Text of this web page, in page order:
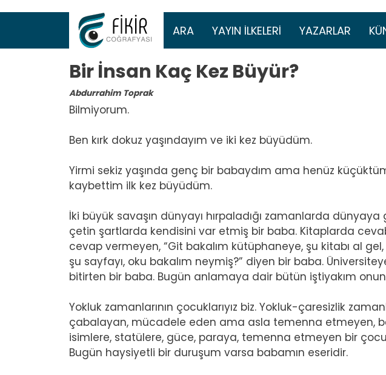
Ana gezinti menüsü
ARA YAYIN İLKELERI YAZARLAR
Bir İnsan Kaç Kez Büyür?
Abdurrahim Toprak
Bilmiyorum.
Ben kırk dokuz yaşındayım ve iki kez büyüdüm.
Yirmi sekiz yaşında genç bir babaydım ama henüz
kaybettim ilk kez büyüdüm.
İki büyük savaşın dünyayı hırpaladığı zamanlarda
çetin şartlarda kendisini var etmiş bir baba. Kitaplarda
cevap vermeyen, “Git bakalım kütüphaneye, şu kitabı al
şu sayfayı, oku bakalım neymiş?” diyen bir baba.
bitirten bir baba. Bugün anlamaya dair bütün iştiyakım
Yokluk zamanlarının çocuklarıyız biz. Yokluk-çaresizlik
çabalayan, mücadele eden ama asla temenna etmeyen,
isimlere, statülere, güce, paraya, temenna etmeyen bir
Bugün haysiyetli bir duruşum varsa babamın eseridir.